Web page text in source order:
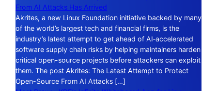
From AI Attacks Has Arrived
Akrites, a new Linux Foundation initiative backed by many
of the world’s largest tech and financial firms, is the
industry’s latest attempt to get ahead of AI‑accelerated
software supply chain risks by helping maintainers harden
critical open-source projects before attackers can exploit
them. The post Akrites: The Latest Attempt to Protect
Open-Source From AI Attacks […]